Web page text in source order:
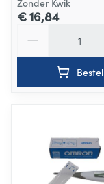
Zonder Kwik
€ 16,84
Bestel